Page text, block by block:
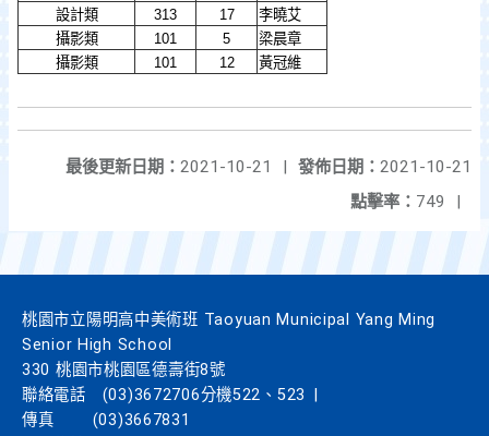
設計類
313 17
李曉艾
攝影類
101 5
梁晨章
攝影類
101 12 黃冠維
發佈日期： 2021-10-21
最後更新日期： 2021-10-21
|
點擊率： 749 |
桃園市立陽明高中美術班 Taoyuan Municipal Yang Ming
Senior High School
330 桃園市桃園區德壽街8號
聯絡電話
(03)3672706分機522、523
傳真
(03)3667831